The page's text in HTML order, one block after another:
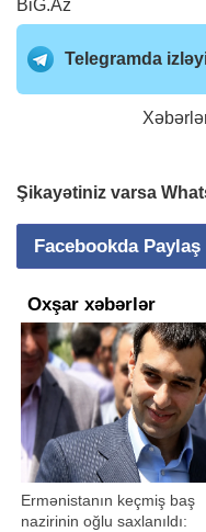
BiG.Az
Telegramda
Şikayətiniz varsa
Facebookda Paylaş
Oxşar xəbərlər
Ermənistanın keçmiş baş
nazirinin oğlu saxlanıldı: